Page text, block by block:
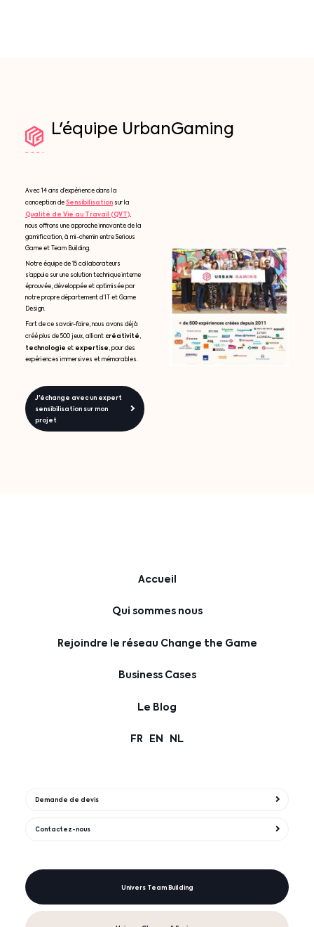
L'équipe UrbanGaming
Avec 14 ans d’expérience dans la
conception deSensibilisationsur la
Qualité de Vie au Travail (QVT),
nous offrons une approche innovante de la
gamification, à mi-chemin entre Serious
Game et Team Building.
Notre équipe de 15 collaborateurs
s’appuie sur une solution technique interne
éprouvée, développée et optimisée par
notre propre département d’IT et Game
Design.
Fort de ce savoir-faire, nous avons déjà
créé plus de 500 jeux, alliantcréativité,
technologie et expertise, pour des
expériences immersives et mémorables.
J'échange avec un expert
sensibilisation sur mon
projet
Accueil
Qui sommes nous
Rejoindre le réseau Change the Game
Business Cases
Le Blog
FR EN NL
Demande de devis
Contactez-nous
Univers Team Building